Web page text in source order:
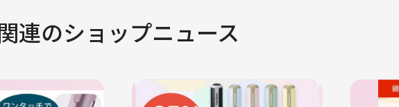
関連のショップニュース